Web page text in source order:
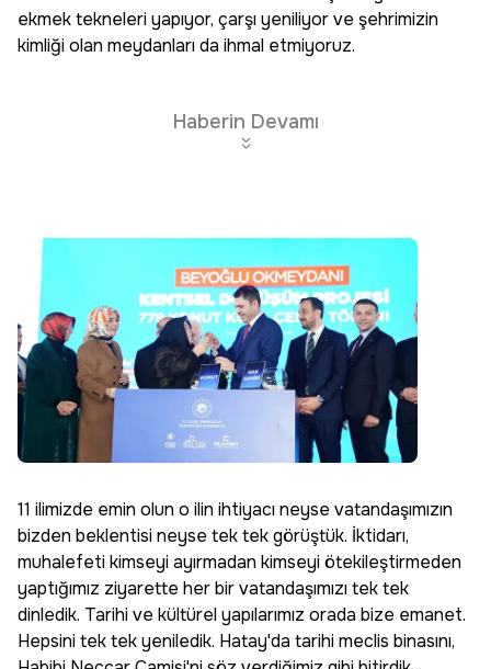
ekmek tekneleri yapıyor, çarşı yeniliyor ve şehrimizin
kimliği olan meydanları da ihmal etmiyoruz.
Haberin Devamı
11 ilimizde emin olun o ilin ihtiyacı neyse vatandaşımızın
bizden beklentisi neyse tek tek görüştük. İktidarı,
muhalefeti kimseyi ayırmadan kimseyi ötekileştirmeden
yaptığımız ziyarette her bir vatandaşımızı tek tek
dinledik. Tarihi ve kültürel yapılarımız orada bize emanet.
Hepsini tek tek yeniledik. Hatay'da tarihi meclis binasını,